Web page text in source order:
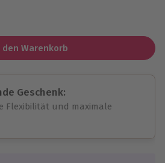
den Warenkorb
Geschenk:
Flexibilität und maximale